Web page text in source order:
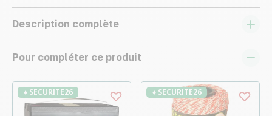
Description complète
Pour compléter ce produit
♦ SECURITE26 ♦ SECURITE26